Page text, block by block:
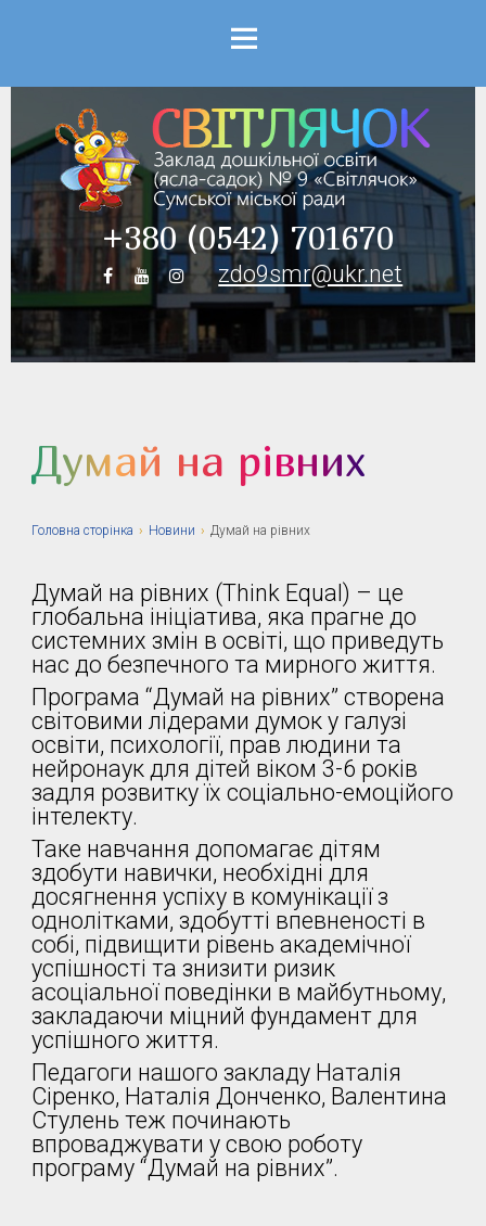
+380 (0542) 701670
zdo9smr@ukr.net
Menu
Думай на рівних
Головна сторiнка › Новини › Думай на рівних
Думай на рівних (Think Equal) – це
глобальна ініціатива, яка прагне до
системних змін в освіті, що приведуть
нас до безпечного та мирного життя.
Програма “Думай на рівних” створена
світовими лідерами думок у галузі
освіти, психології, прав людини та
нейронаук для дітей віком 3-6 років
задля розвитку їх соціально-емоційого
інтелекту.
Таке навчання допомагає дітям
здобути навички, необхідні для
досягнення успіху в комунікації з
однолітками, здобутті впевненості в
собі, підвищити рівень академічної
успішності та знизити ризик
асоціальної поведінки в майбутньому,
закладаючи міцний фундамент для
успішного життя.
Педагоги нашого закладу Наталія
Сіренко, Наталія Донченко, Валентина
Стулень теж починають
впроваджувати у свою роботу
програму “Думай на рівних”.